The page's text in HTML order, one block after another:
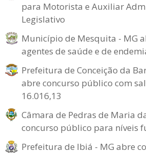
para Motorista e Auxiliar
Legislativo
Município de Mesquita - MG
agentes de saúde e de
Prefeitura de Conceição da
abre concurso público com
16.016,13
Câmara de Pedras de Maria
concurso público para níveis
Prefeitura de Ibiá - MG abre